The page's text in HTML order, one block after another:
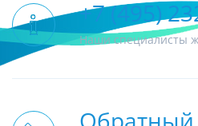
+7 (495)
Наши специалисты